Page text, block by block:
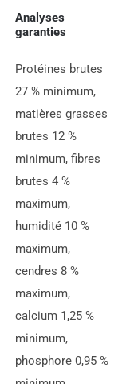
Analyses
garanties
Protéines brutes
27 % minimum,
matières grasses
brutes 12 %
minimum, fibres
brutes 4 %
maximum,
humidité 10 %
maximum,
cendres 8 %
maximum,
calcium 1,25 %
minimum,
phosphore 0,95 %